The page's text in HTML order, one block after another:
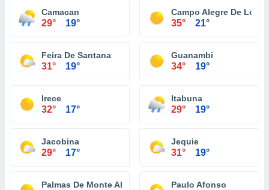
Camacan
29° 19°
Campo Alegre De
35° 21°
Feira De Santana
31° 19°
Guanambi
34° 19°
Irece
32° 17°
Itabuna
29° 19°
Jacobina
29° 17°
Jequie
31° 19°
Palmas De Monte Alto Paulo Afonso